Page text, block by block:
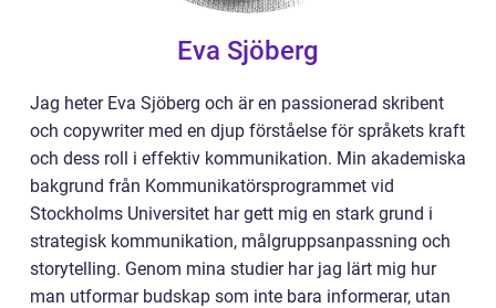
Eva Sjöberg
Jag heter Eva Sjöberg och är en passionerad skribent
och copywriter med en djup förståelse för språkets kraft
och dess roll i effektiv kommunikation. Min akademiska
bakgrund från Kommunikatörsprogrammet vid
Stockholms Universitet har gett mig en stark grund i
strategisk kommunikation, målgruppsanpassning och
storytelling. Genom mina studier har jag lärt mig hur
man utformar budskap som inte bara informerar, utan